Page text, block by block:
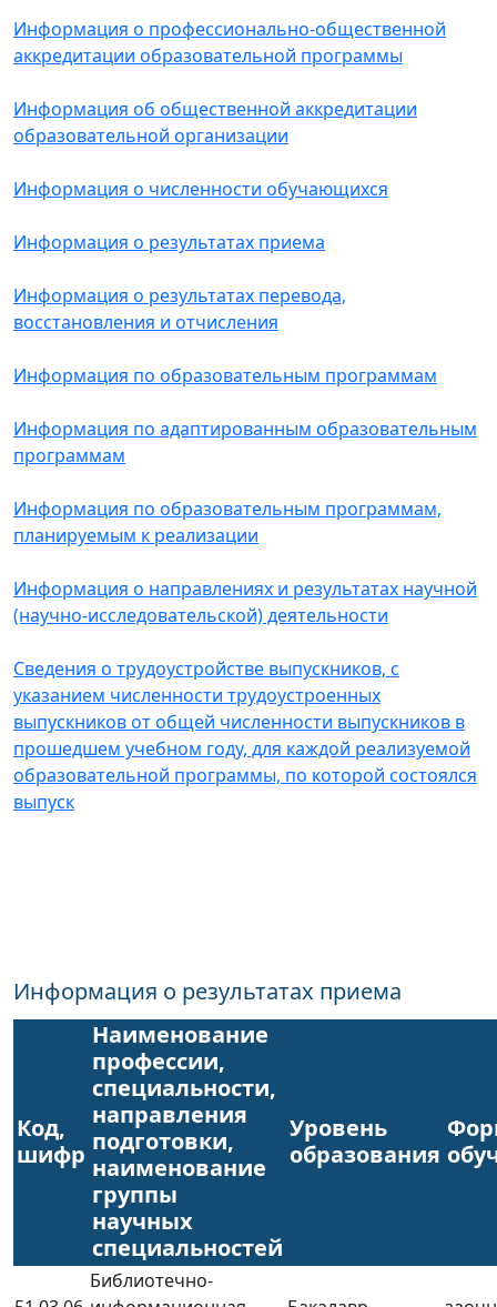
Информация о профессионально-общественной
аккредитации образовательной программы
Информация об общественной аккредитации
образовательной организации
Информация о численности обучающихся
Информация о результатах приема
Информация о результатах перевода,
восстановления и отчисления
Информация по образовательным программам
Информация по адаптированным образовательным
программам
Информация по образовательным программам,
планируемым к реализации
Информация о направлениях и результатах научной
(научно-исследовательской) деятельности
Сведения о трудоустройстве выпускников, с
указанием численности трудоустроенных
выпускников от общей численности выпускников в
прошедшем учебном году, для каждой реализуемой
образовательной программы, по которой состоялся
выпуск
Информация о результатах приема
Код,
шифр
Наименование
профессии,
специальности,
направления
подготовки,
наименование
группы
научных
специальностей
Уровень
образования
Библиотечно-